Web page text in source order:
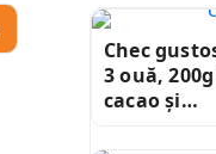
Chec
3 ouă,
cacao și…